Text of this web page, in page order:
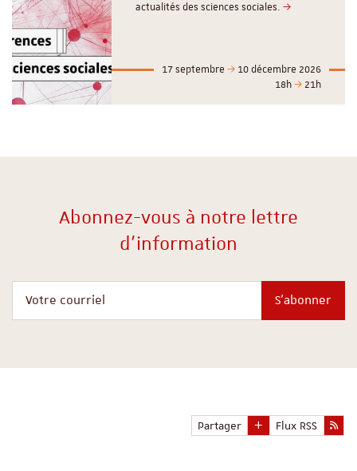
actualités des sciences sociales.
17 septembre
10 décembre 2026
18h
21h
Abonnez-vous à notre lettre
d'information
S'abonner
Partager Flux RSS